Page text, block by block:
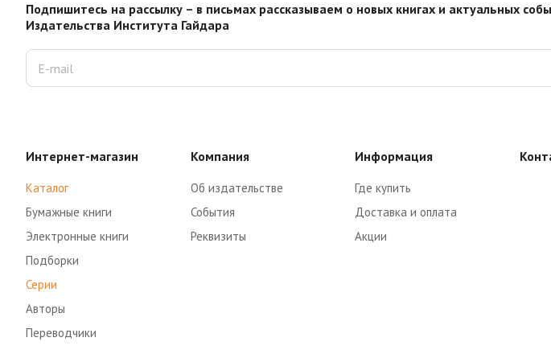
Подпишитесь на рассылку – в письмах рассказываем о новых книгах и актуальных
Издательства Института Гайдара
Интернет-магазин
Каталог
Бумажные книги
Электронные книги
Подборки
Серии
Авторы
Переводчики
Компания
Об издательстве
События
Реквизиты
Информация
Где купить
Доставка и оплата
Акции